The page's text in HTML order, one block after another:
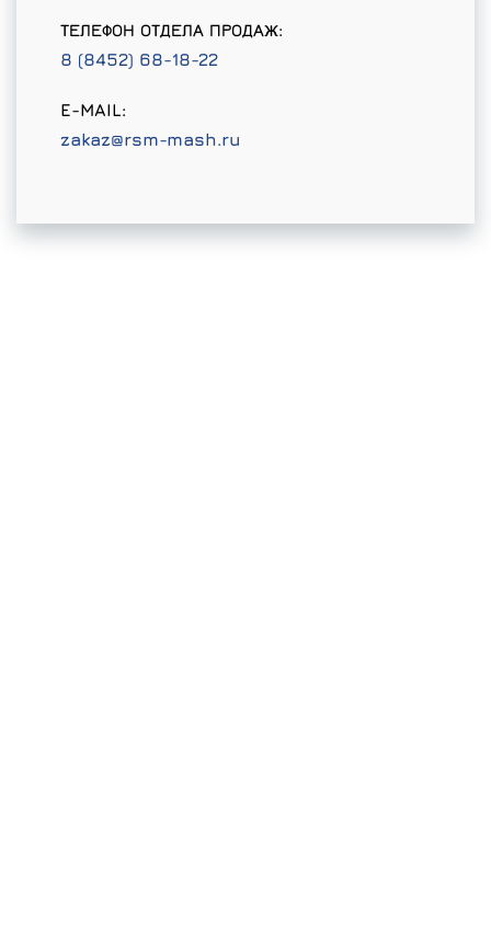
ТЕЛЕФОН ОТДЕЛА ПРОДАЖ:
8 (8452) 68-18-22
E-MAIL:
zakaz@rsm-mash.ru